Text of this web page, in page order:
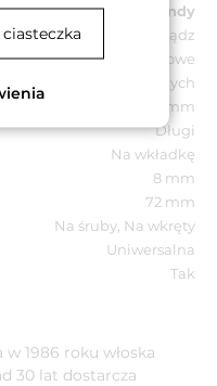
Trendy
Mosiądz
CS - chromowane matowe
Wewnętrznych
40x250 mm
Długi
Na wkładkę
8 mm
72 mm
Na śruby, Na wkręty
Uniwersalna
Tak
w 1986 roku włoska
30 lat dostarcza